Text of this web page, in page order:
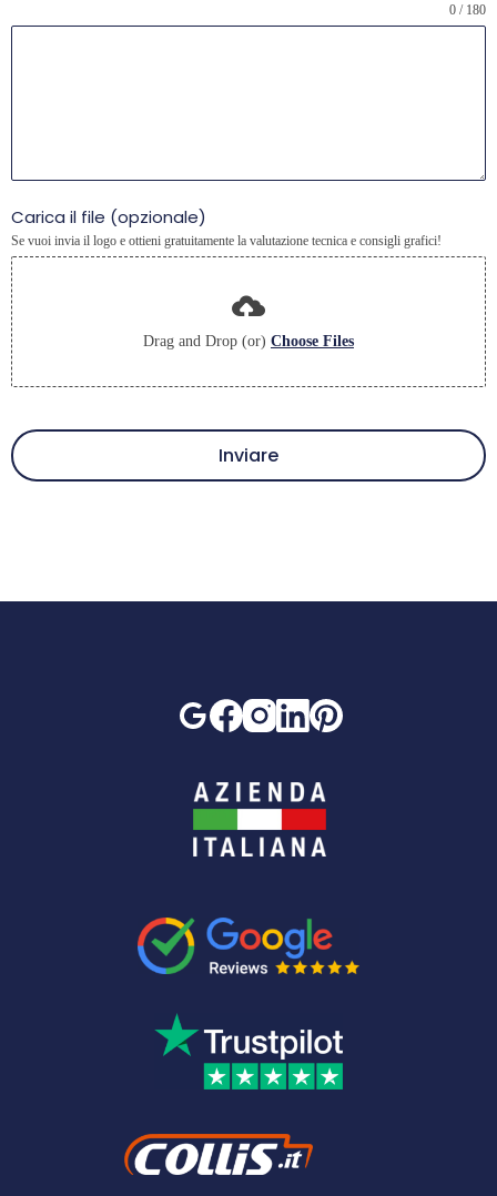
0 / 180
Carica il file (opzionale)
Se vuoi invia il logo e ottieni gratuitamente la valutazione tecnica e consigli grafici!
Drag and Drop (or) Choose Files
Inviare